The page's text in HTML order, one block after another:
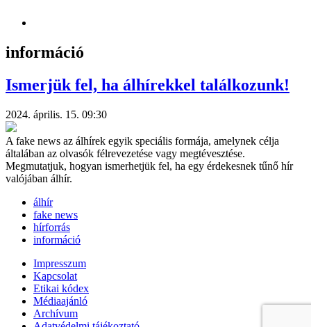
információ
Ismerjük fel, ha álhírekkel találkozunk!
2024. április. 15. 09:30
A fake news az álhírek egyik speciális formája, amelynek célja
általában az olvasók félrevezetése vagy megtévesztése.
Megmutatjuk, hogyan ismerhetjük fel, ha egy érdekesnek tűnő hír
valójában álhír.
álhír
fake news
hírforrás
információ
Impresszum
Kapcsolat
Etikai kódex
Médiaajánló
Archívum